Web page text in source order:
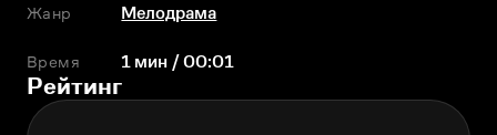
Жанр Мелодрама
Время 1 мин / 00:01
Рейтинг